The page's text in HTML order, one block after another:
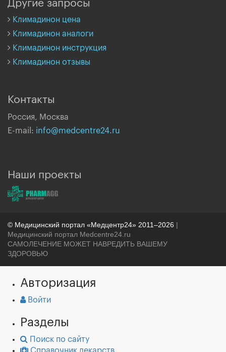
Другие запросы
Климадинон цена
Климадинон аналоги
Климадинон инструкция
Климадинон отзывы
Контакты
Россия, Москва
E-mail: info@medcentre24.ru
Наши проекты
© Медицинский портал «Медцентр24» 2011–2026 |
Медицинский портал Medcentre24.ru
САМОЛЕЧЕНИЕ МОЖЕТ НАВРЕДИТЬ ВАШЕМУ
ЗДОРОВЬЮ
Авторизация
Войти
Разделы
Поиск по сайту